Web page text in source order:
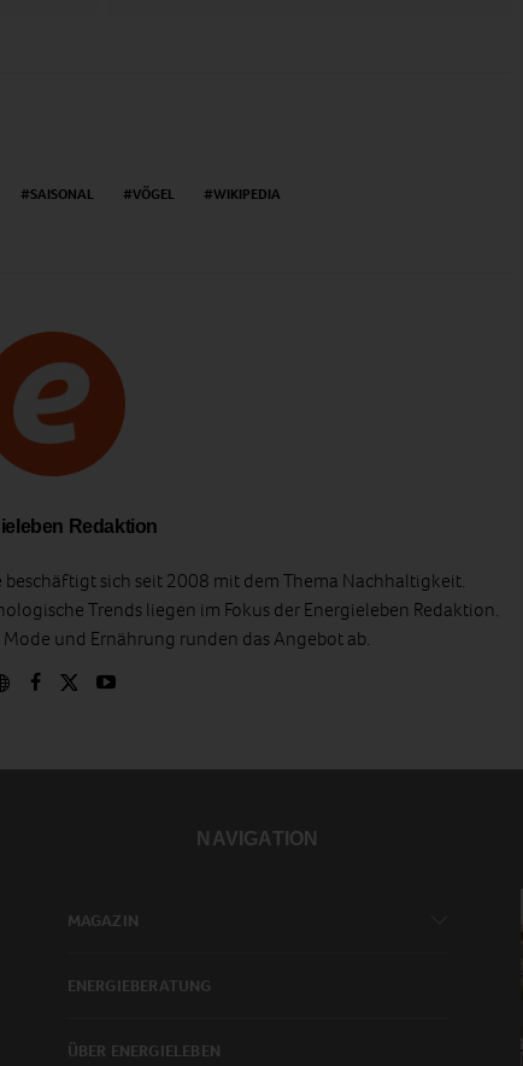
SAISONAL VÖGEL WIKIPEDIA
Redaktion
sich seit 2008 mit dem Thema Nachhaltigkeit.
Trends liegen im Fokus der Energieleben Redaktion.
und Ernährung runden das Angebot ab.
NAVIGATION
MAGAZIN
ENERGIEBERATUNG
ÜBER ENERGIELEBEN